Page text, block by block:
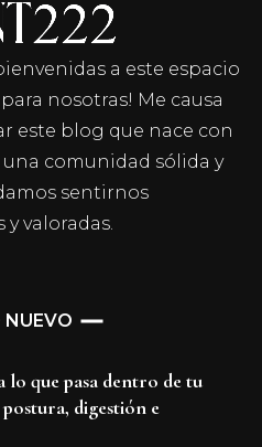
a este espacio
nosotras! Me causa
este blog que nace con
comunidad sólida y
sentirnos
valoradas.
NUEVO
lo que pasa dentro de tu
digestión e